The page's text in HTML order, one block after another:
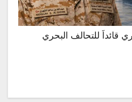
قائداً للتحالف البحري